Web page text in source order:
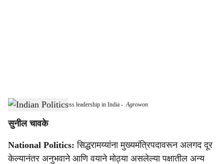
a
r
Challenges before Congress leadership in India -Agrowon
सुनील चावके
National Politics: सिद्धरामय्यांना मुख्यमंत्रिपदावरून अलगद दूर
केल्यानंतर अनुभवाने आणि वयाने मोठ्या असलेल्या पक्षातील अन्य